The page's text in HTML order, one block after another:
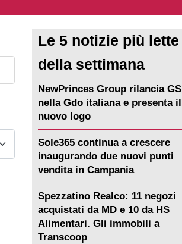
Le 5 notizie più lette
della settimana
NewPrinces Group rilancia GS
nella Gdo italiana e presenta il
nuovo logo
Sole365 continua a crescere
inaugurando due nuovi punti
vendita in Campania
Spezzatino Realco: 11 negozi
acquistati da MD e 10 da HS
Alimentari. Gli immobili a
Transcoop